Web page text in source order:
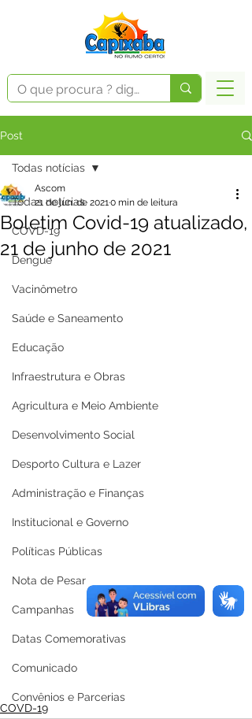
Post
Todas notícias
COVD-19
Dengue
Vacinômetro
Saúde e Saneamento
Educação
Infraestrutura e Obras
Agricultura e Meio Ambiente
Desenvolvimento Social
Desporto Cultura e Lazer
Administração e Finanças
Institucional e Governo
Políticas Públicas
Nota de Pesar
Campanhas
Datas Comemorativas
Comunicado
Convênios e Parcerias
Todas notícias
Boletim Covid-19 atualizado,
21 de junho de 2021
Ascom
21 de jun. de 20210 min de leitura
COVD-19